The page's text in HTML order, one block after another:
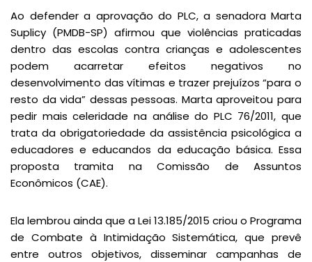
Ao defender a aprovação do PLC, a senadora Marta
Suplicy (PMDB-SP) afirmou que violências praticadas
dentro das escolas contra crianças e adolescentes
podem acarretar efeitos negativos no
desenvolvimento das vítimas e trazer prejuízos “para o
resto da vida” dessas pessoas. Marta aproveitou para
pedir mais celeridade na análise do PLC 76/2011, que
trata da obrigatoriedade da assistência psicológica a
educadores e educandos da educação básica. Essa
proposta tramita na Comissão de Assuntos
Econômicos (CAE).
Ela lembrou ainda que a Lei 13.185/2015 criou o Programa
de Combate à Intimidação Sistemática, que prevê
entre outros objetivos, disseminar campanhas de